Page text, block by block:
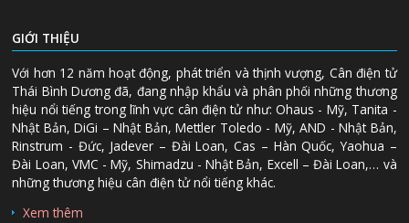
GIỚI THIỆU
Với hơn 12 năm hoạt động, phát triển và thịnh vượng, Cân điện tử
Thái Bình Dương đã, đang nhập khẩu và phân phối những thương
hiệu nổi tiếng trong lĩnh vực cân điện tử như: Ohaus - Mỹ, Tanita -
Nhật Bản, DiGi – Nhật Bản, Mettler Toledo - Mỹ, AND - Nhật Bản,
Rinstrum - Đức, Jadever – Đài Loan, Cas – Hàn Quốc, Yaohua –
Đài Loan, VMC - Mỹ, Shimadzu - Nhật Bản, Excell – Đài Loan,… và
những thương hiệu cân điện tử nổi tiếng khác.
Xem thêm